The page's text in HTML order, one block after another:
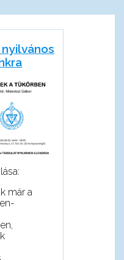
már a